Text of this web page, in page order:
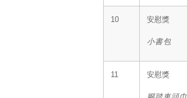
10 安慰獎
小書包
11 安慰獎